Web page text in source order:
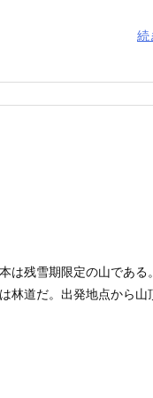
続
は残雪期限定の山である
林道だ。出発地点から山